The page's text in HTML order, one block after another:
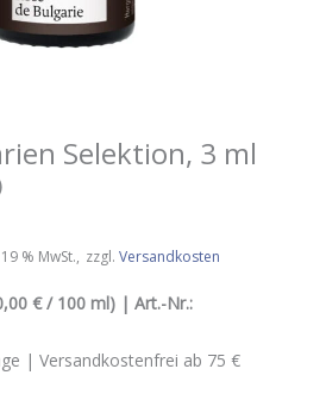
Selektion, 3 ml
% MwSt. zzgl. Versandkosten
€ / 100 ml) | Art.-Nr.:
| Versandkostenfrei ab 75 €